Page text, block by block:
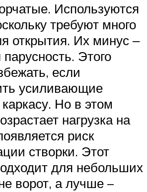
Используются
требуют много
открытия. Их минус ‒
Этого
если
усиливающие
Но в этом
нагрузка на
риск
створки. Этот
для небольших
ворот, а лучше –